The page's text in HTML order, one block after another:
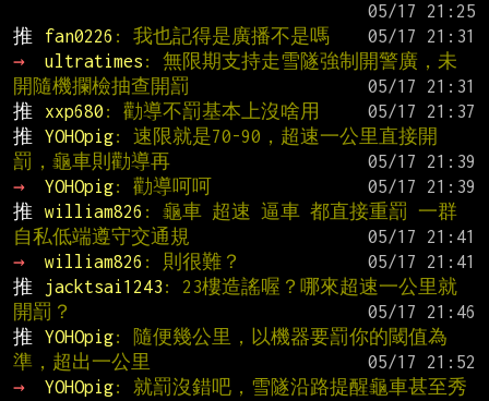
推
fan0226 : 我也記得是廣播不是嗎
→
ultratimes : 無限期支持走雪隧強制開警廣，未
開隨機攔檢抽查開罰
推
xxp680 : 勸導不罰基本上沒啥用
推
YOHOpig: 速限就是70-90，超速一公里直接開
罰，龜車則勸導再
→
YOHOpig: 勸導呵呵
推
william826 : 龜車 超速 逼車 都直接重罰 一群
自私低端遵守交通規
→
william826 : 則很難？
推
jacktsai1243 : 23樓造謠喔？哪來超速一公里就
開罰？
推
YOHOpig: 隨便幾公里，以機器要罰你的閾值為
準，超出一公里
→
YOHOpig: 就罰沒錯吧，雪隧沿路提醒龜車甚至秀